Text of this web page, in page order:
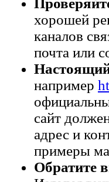
хорошей
каналов
почта или
например
сайт
адрес и
примеры
Обратите